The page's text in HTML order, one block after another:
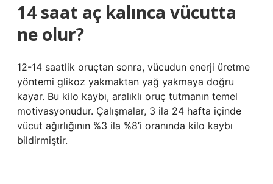
14 saat aç kalınca vücutta
ne olur?
12-14 saatlik oruçtan sonra, vücudun enerji üretme
yöntemi glikoz yakmaktan yağ yakmaya doğru
kayar. Bu kilo kaybı, aralıklı oruç tutmanın temel
motivasyonudur. Çalışmalar, 3 ila 24 hafta içinde
vücut ağırlığının %3 ila %8’i oranında kilo kaybı
bildirmiştir.